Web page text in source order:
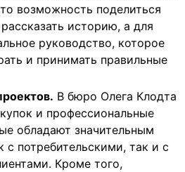
возможность поделиться
историю, а для
руководство, которое
и принимать правильные
В бюро Олега Клодта
и профессиональные
обладают значительным
потребительскими, так и с
Кроме того,